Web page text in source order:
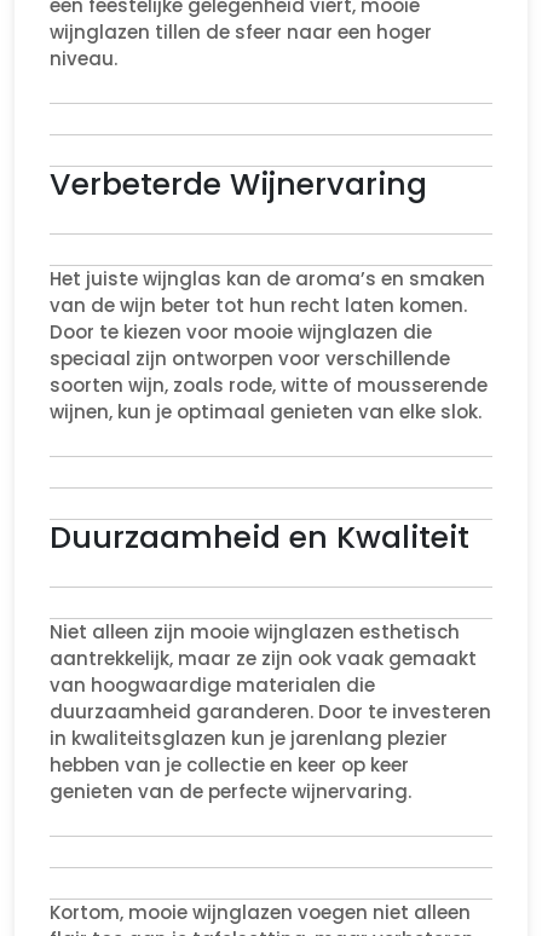
een feestelijke gelegenheid viert, mooie
wijnglazen tillen de sfeer naar een hoger
niveau.
Verbeterde Wijnervaring
Het juiste wijnglas kan de aroma’s en smaken
van de wijn beter tot hun recht laten komen.
Door te kiezen voor mooie wijnglazen die
speciaal zijn ontworpen voor verschillende
soorten wijn, zoals rode, witte of mousserende
wijnen, kun je optimaal genieten van elke slok.
Duurzaamheid en Kwaliteit
Niet alleen zijn mooie wijnglazen esthetisch
aantrekkelijk, maar ze zijn ook vaak gemaakt
van hoogwaardige materialen die
duurzaamheid garanderen. Door te investeren
in kwaliteitsglazen kun je jarenlang plezier
hebben van je collectie en keer op keer
genieten van de perfecte wijnervaring.
Kortom, mooie wijnglazen voegen niet alleen